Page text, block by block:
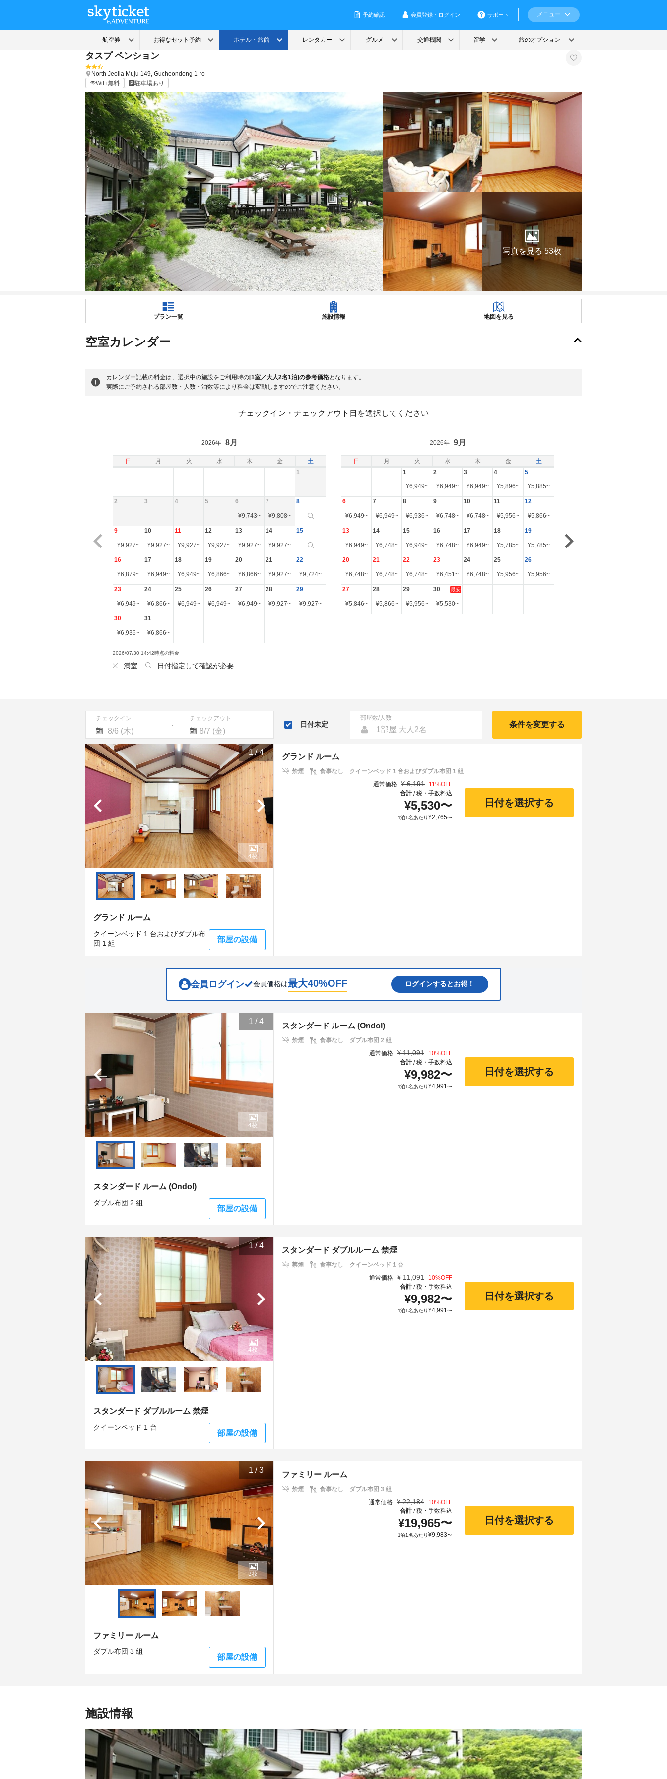
タスプ ペンション
North Jeolla Muju 149, Gucheondong 1-ro
WiFi無料
駐車場あり
写真を見る 53枚
プラン一覧 施設情報 地図を見る
空室カレンダー
カレンダー記載の料金は、選択中の施設をご利用時の[1室／大人2名1泊]の参考価格となります。
実際にご予約される部屋数・人数・泊数等により料金は変動しますのでご注意ください。
チェックイン・チェックアウト日を選択してください
日 月 火 水 木 金 土 日 月 火 水 木 金 土
2026年 8月
1
2 3 4 5 6
¥9,743~
7
¥9,808~
8
9
¥9,927~
10
¥9,927~
11
¥9,927~
12
¥9,927~
13
¥9,927~
14
¥9,927~
15
16
¥6,879~
17
¥6,949~
18
¥6,949~
19
¥6,866~
20
¥6,866~
21
¥9,927~
22
¥9,724~
23
¥6,949~
24
¥6,866~
25
¥6,949~
26
¥6,949~
27
¥6,949~
28
¥9,927~
29
¥9,927~
30
¥6,936~
31
¥6,866~
2026年 9月
1
¥6,949~
2
¥6,949~
3
¥6,949~
4
¥5,896~
5
¥5,885~
6
¥6,949~
7
¥6,949~
8
¥6,936~
9
¥6,748~
10
¥6,748~
11
¥5,956~
12
¥5,866~
13
¥6,949~
14
¥6,748~
15
¥6,949~
16
¥6,748~
17
¥6,949~
18
¥5,785~
19
¥5,785~
20
¥6,748~
21
¥6,748~
22
¥6,748~
23
¥6,451~
24
¥6,748~
25
¥5,956~
26
¥5,956~
27
¥5,846~
28
¥5,866~
29
¥5,956~
30 最安
¥5,530~
2026/07/30 14:42時点の料金
: 満室 : 日付指定して確認が必要
チェックイン チェックアウト
Navigate
forward
to
interact
with
and
select
a
date.
Press
the
question
mark
key
get
the
shortcuts
changing
dates.
Navigate
backward
to
interact
with
the
calendar
and
select
date.
Press
the
question
mark
key
to
get
for
changing
日付未定
部屋数/人数
1部屋 大人2名
条件を変更する
1 /4
グランド ルーム
クイーンベッド 1 台およびダブル布
団 1 組
部屋の設備
4枚
グランド ルーム
禁煙 食事なし
クイーンベッド 1 台およびダブル布団 1 組
通常価格 ¥ 6,191 11%OFF
合計/税・手数料込
¥5,530〜
1泊1名あたり¥2,765〜
日付を選択する
会員ログイン 会員価格は最大40%OFF ログインするとお得！
1 /4
スタンダード ルーム (Ondol)
ダブル布団 2 組
部屋の設備
4枚
スタンダード ルーム (Ondol)
禁煙 食事なし
ダブル布団 2 組
通常価格 ¥ 11,091 10%OFF
合計/税・手数料込
¥9,982〜
1泊1名あたり¥4,991〜
日付を選択する
1/4
スタンダード ダブルルーム 禁煙
クイーンベッド 1 台
部屋の設備
4枚
スタンダード ダブルルーム 禁煙
禁煙 食事なし
クイーンベッド 1 台
通常価格 ¥ 11,091 10%OFF
合計/税・手数料込
¥9,982〜
1泊1名あたり¥4,991〜
日付を選択する
1 /3
ファミリー ルーム
ダブル布団 3 組
部屋の設備
3枚
ファミリー ルーム
禁煙 食事なし
ダブル布団 3 組
通常価格 ¥ 22,184 10%OFF
合計/税・手数料込
¥19,965〜
1泊1名あたり¥9,983〜
日付を選択する
施設情報